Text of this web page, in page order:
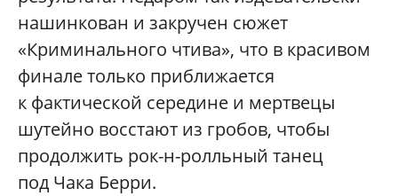
нашинкован и закручен сюжет
«Криминального чтива», что в красивом
финале только приближается
к фактической середине и мертвецы
шутейно восстают из гробов, чтобы
продолжить рок-н-ролльный танец
под Чака Берри.